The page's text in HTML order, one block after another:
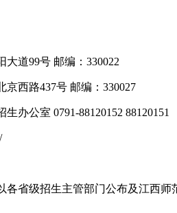
道99号 邮编：330022
西路437号 邮编：330027
办公室 0791-88120152 88120151
省级招生主管部门公布及江西师